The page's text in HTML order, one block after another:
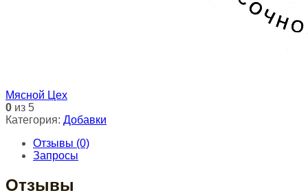
Мясной Цех
0 из 5
Категория: Добавки
Отзывы (0)
Запросы
Отзывы